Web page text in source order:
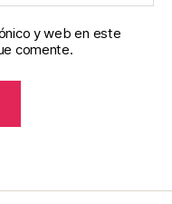
y web en este
comente.